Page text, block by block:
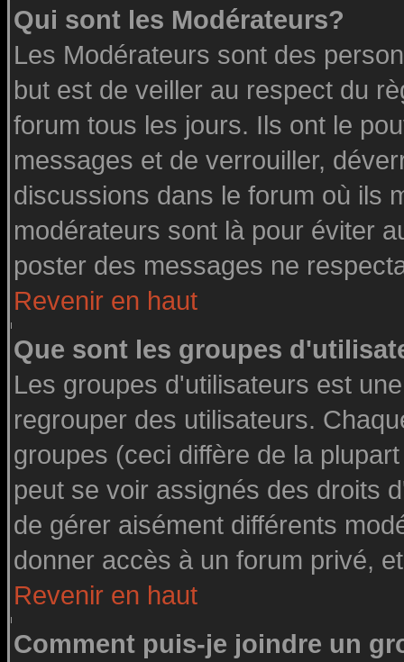
Qui sont les Modérateurs?
Les Modérateurs sont des
but est de veiller au respect du
forum tous les jours. Ils ont le
messages et de verrouiller,
discussions dans le forum où ils
modérateurs sont là pour éviter
poster des messages ne
Revenir en haut
Que sont les groupes
Les groupes d'utilisateurs est
regrouper des utilisateurs.
groupes (ceci diffère de la
peut se voir assignés des droits
de gérer aisément différents
donner accès à un forum privé,
Revenir en haut
Comment puis-je joindre un